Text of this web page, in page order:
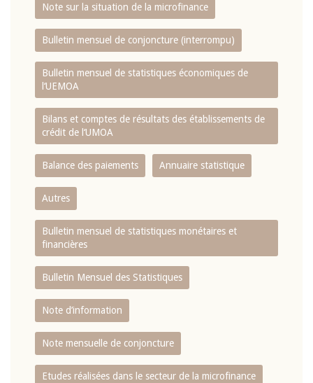
Note sur la situation de la microfinance
Bulletin mensuel de conjoncture (interrompu)
Bulletin mensuel de statistiques économiques de
l‘UEMOA
Bilans et comptes de résultats des établissements de
crédit de l‘UMOA
Balance des paiements Annuaire statistique
Autres
Bulletin mensuel de statistiques monétaires et
financières
Bulletin Mensuel des Statistiques
Note d’information
Note mensuelle de conjoncture
Etudes réalisées dans le secteur de la microfinance